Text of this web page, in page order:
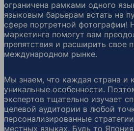
ограничена рамками одного
языковым барьерам встать на
сфере портретной фотографии!
маркетинга помогут вам
препятствия и расширить свое
международном рынке.
Мы знаем, что каждая страна и
уникальные особенности.
экспертов тщательно изучает
целевой аудитории в любой
персонализированные
местных языках. Будь то